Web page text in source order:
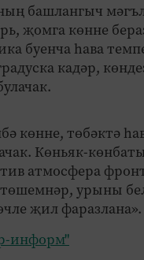
башлангыч
җомга көнне
буенча һава
кадәр,
көнне, төбәктә
Көньяк-
атмосфера
урыны
җил фаразлана».
информ"